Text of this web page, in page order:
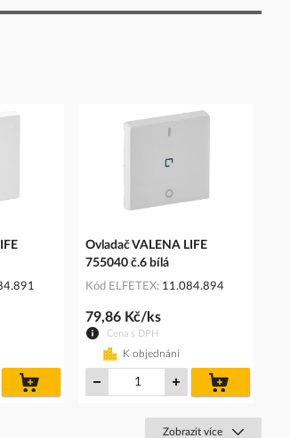
košíku
Ovladač VALENA LIFE
755040 č.6 bílá
Kód ELFETEX 11.084.894
Cena s DPH
79,86 Kč/ks
K objednání
košíku
Zobrazit více